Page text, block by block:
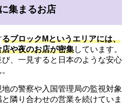
集まるお店
るブロックMというエリアには、
や夜のお店が密集しています。
、一見すると日本のような安心
の警察や入国管理局の監視対象
隣り合わせの営業を続けていま